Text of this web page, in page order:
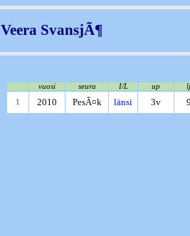
Veera SvansjÃ¶
vuosi seura I/L up
lj
1
2010 PesÃ¤k länsi 3v